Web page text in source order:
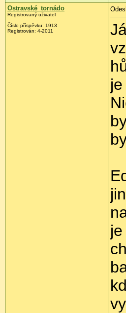
Ostravské_tornádo
Registrovaný uživatel
Číslo příspěvku: 1913
Registrován: 4-2011